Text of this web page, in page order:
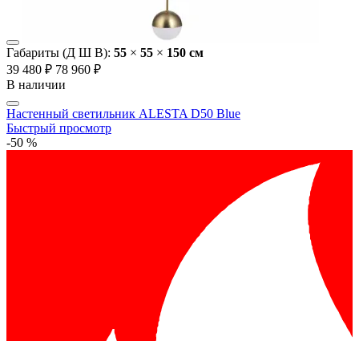
Габариты (Д Ш В): 55 × 55 × 150 cм
39 480 ₽ 78 960 ₽
В наличии
Настенный светильник ALESTA D50 Blue
Быстрый просмотр
-50 %